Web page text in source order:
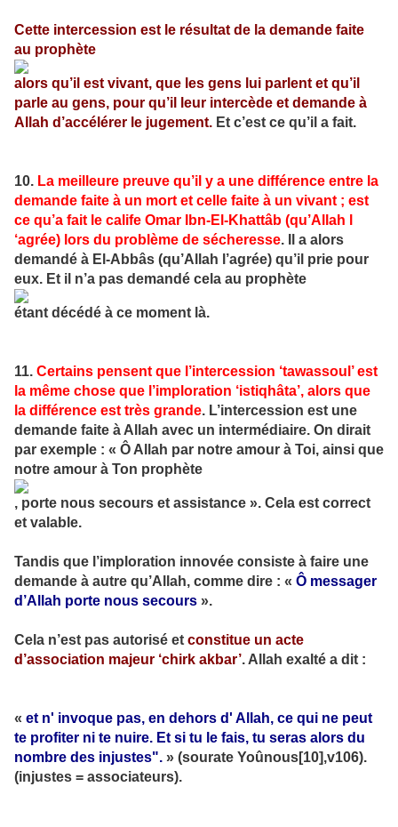
Cette intercession est le résultat de la demande faite
au prophète
alors qu’il est vivant, que les gens lui parlent et qu’il
parle au gens, pour qu’il leur intercède et demande à
Allah d’accélérer le jugement. Et c’est ce qu’il a fait.
10. La meilleure preuve qu’il y a une différence entre la
demande faite à un mort et celle faite à un vivant ; est
ce qu’a fait le calife Omar Ibn-El-Khattâb (qu’Allah l
‘agrée) lors du problème de sécheresse. Il a alors
demandé à El-Abbâs (qu’Allah l’agrée) qu’il prie pour
eux. Et il n’a pas demandé cela au prophète
étant décédé à ce moment là.
11. Certains pensent que l’intercession ‘tawassoul’ est
la même chose que l’imploration ‘istiqhâta’, alors que
la différence est très grande. L’intercession est une
demande faite à Allah avec un intermédiaire. On dirait
par exemple : « Ô Allah par notre amour à Toi, ainsi que
notre amour à Ton prophète
, porte nous secours et assistance ». Cela est correct
et valable.
Tandis que l’imploration innovée consiste à faire une
demande à autre qu’Allah, comme dire : « Ô messager
d’Allah porte nous secours ».
Cela n’est pas autorisé et constitue un acte
d’association majeur ‘chirk akbar’. Allah exalté a dit :
« et n' invoque pas, en dehors d' Allah, ce qui ne peut
te profiter ni te nuire. Et si tu le fais, tu seras alors du
nombre des injustes". » (sourate Yoûnous[10],v106).
(injustes = associateurs).